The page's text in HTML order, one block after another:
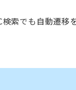
索でも自動遷移